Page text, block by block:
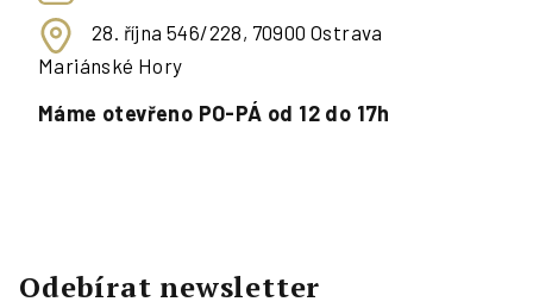
28. října 546/228, 70900 Ostrava
Mariánské Hory
Máme otevřeno PO-PÁ od 12 do 17h
Odebírat newsletter